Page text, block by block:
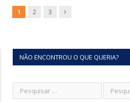
1 2 3 Next
NÃO ENCONTROU O QUE QUERIA?